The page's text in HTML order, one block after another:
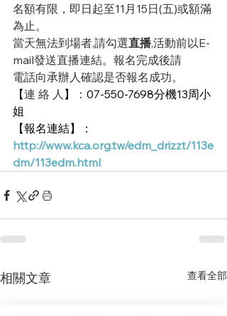
名額有限，即日起至11月15日(五)或額滿
為止。
當天無法到場者,請勾選直播,活動前以E-
mail發送直播連結。報名完成後請
電話向承辦人確認是否報名成功。
【連 絡 人 】 ： 07-550-7698分機13周小
姐
【報名連結】：
http://www.kca.org.tw/edm_drizzt/113e
dm/113edm.html
相關文章 查看全部